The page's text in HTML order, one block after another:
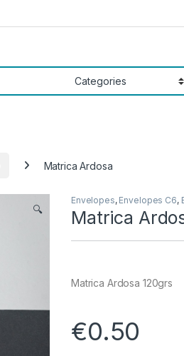
Matrica Ardosa
🔍
Envelopes, Envelopes C6,
Matrica
Matrica Ardosa 120grs
€0.50